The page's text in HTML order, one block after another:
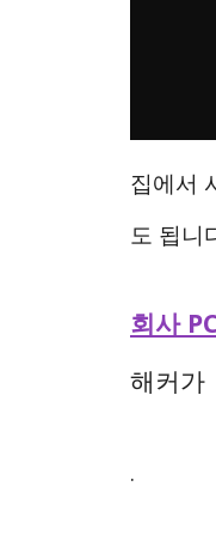
집에서
도 됩니
회사
해커가
.